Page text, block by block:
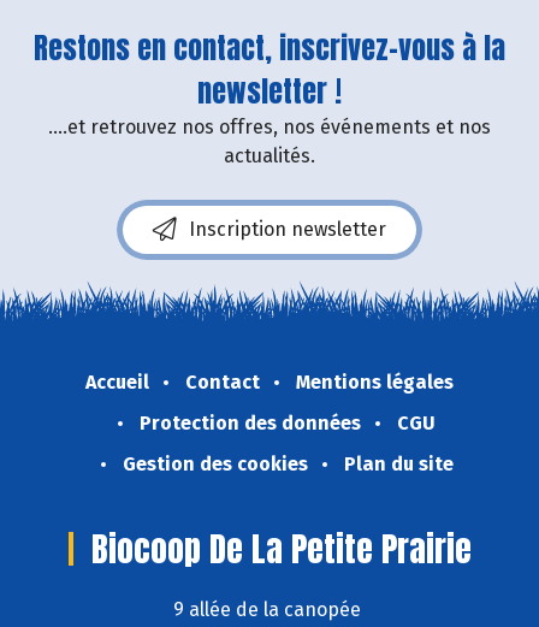
Restons en contact, inscrivez-vous à la
newsletter !
....et retrouvez nos offres, nos événements et nos
actualités.
Inscription newsletter
Accueil Contact
Mentions légales
Protection des données
CGU
Gestion des cookies
Plan du site
Biocoop De La Petite Prairie
9 allée de la canopée